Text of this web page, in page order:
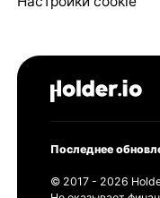
Последнее
© 2017 - 2026